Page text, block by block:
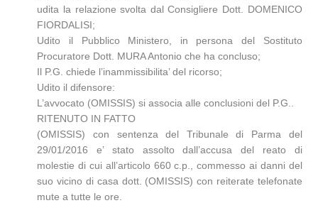
udita la relazione svolta dal Consigliere Dott. DOMENICO
FIORDALISI;
Udito il Pubblico Ministero, in persona del Sostituto
Procuratore Dott. MURA Antonio che ha concluso;
Il P.G. chiede l’inammissibilita’ del ricorso;
Udito il difensore:
L’avvocato (OMISSIS) si associa alle conclusioni del P.G..
RITENUTO IN FATTO
(OMISSIS) con sentenza del Tribunale di Parma del
29/01/2016 e’ stato assolto dall’accusa del reato di
molestie di cui all’articolo 660 c.p., commesso ai danni del
suo vicino di casa dott. (OMISSIS) con reiterate telefonate
mute a tutte le ore.